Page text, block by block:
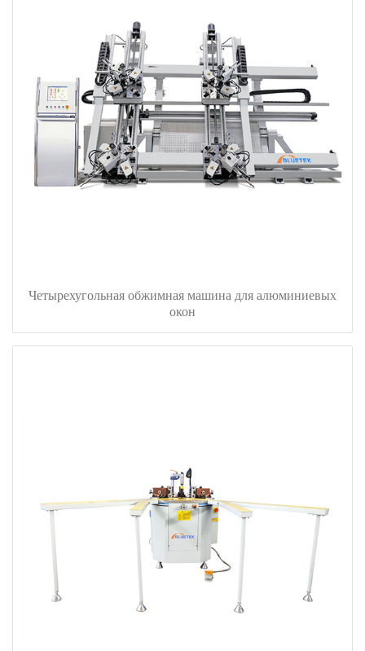
Четырехугольная обжимная машина для алюминиевых
окон